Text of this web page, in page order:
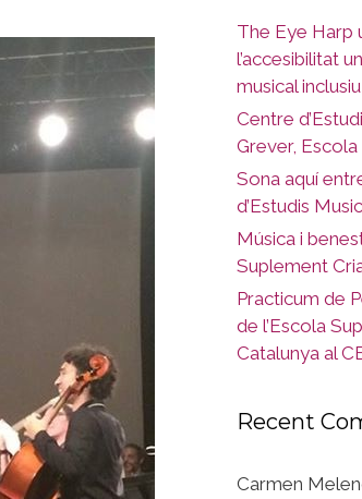
The Eye Harp
l’accesibilitat
musical inclusiu
Centre
Grever,
Sona aquí
d’Estudis
Música i
Suplement
Practicum de
de l’Escola
Catalunya al
Recent
Carmen